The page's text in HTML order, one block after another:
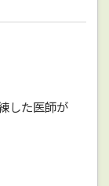
した医師が